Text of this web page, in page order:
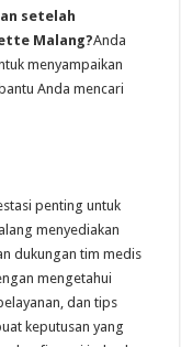
setelah
Malang?Anda
menyampaikan
Anda mencari
penting untuk
menyediakan
dukungan tim medis
mengetahui
dan tips
keputusan yang